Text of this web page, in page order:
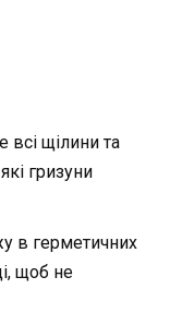
всі щілини та
гризуни
в герметичних
щоб не